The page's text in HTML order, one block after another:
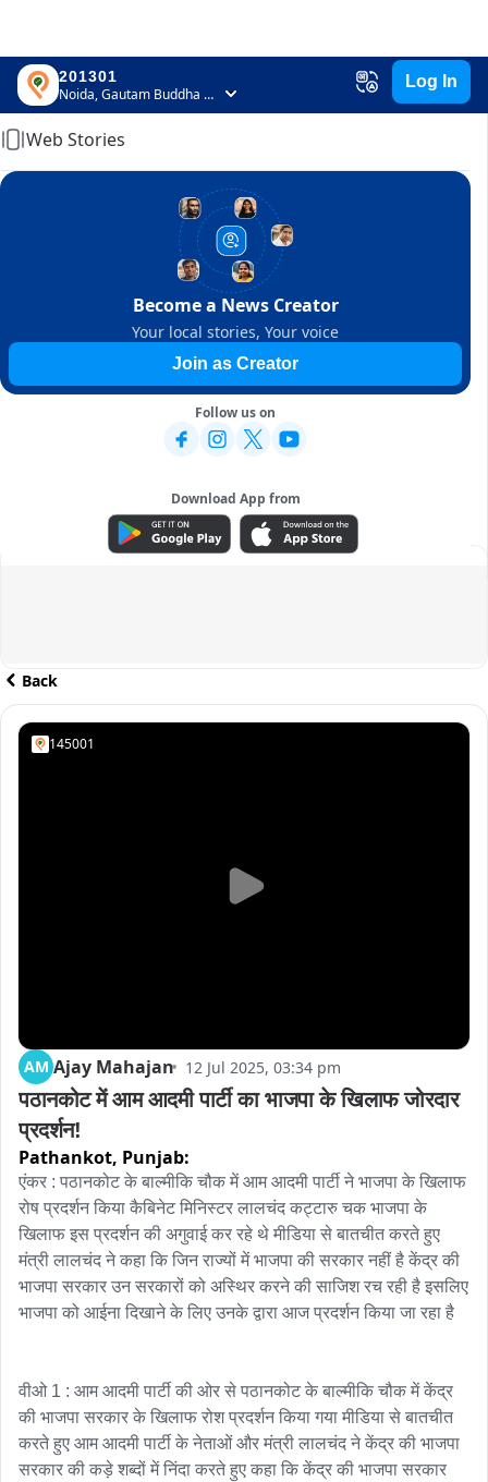
201301
Noida, Gautam Buddha Nagar, Uttar Pradesh
Log In
Home
Web Stories
Become a News Creator
Your local stories, Your voice
Join as Creator
Follow us on
Download App from
ADVERTISEMENT
Back
145001
AM Ajay Mahajan 12 Jul 2025, 03:34 pm
पठानकोट में आम आदमी पार्टी का भाजपा के खिलाफ जोरदार
प्रदर्शन!
Pathankot, Punjab:
एंकर : पठानकोट के बाल्मीकि चौक में आम आदमी पार्टी ने भाजपा के खिलाफ
रोष प्रदर्शन किया कैबिनेट मिनिस्टर लालचंद कट्टारु चक भाजपा के
खिलाफ इस प्रदर्शन की अगुवाई कर रहे थे मीडिया से बातचीत करते हुए
मंत्री लालचंद ने कहा कि जिन राज्यों में भाजपा की सरकार नहीं है केंद्र की
भाजपा सरकार उन सरकारों को अस्थिर करने की साजिश रच रही है इसलिए
भाजपा को आईना दिखाने के लिए उनके द्वारा आज प्रदर्शन किया जा रहा है
वीओ 1 : आम आदमी पार्टी की ओर से पठानकोट के बाल्मीकि चौक में केंद्र
की भाजपा सरकार के खिलाफ रोश प्रदर्शन किया गया मीडिया से बातचीत
करते हुए आम आदमी पार्टी के नेताओं और मंत्री लालचंद ने केंद्र की भाजपा
सरकार की कड़े शब्दों में निंदा करते हुए कहा कि केंद्र की भाजपा सरकार